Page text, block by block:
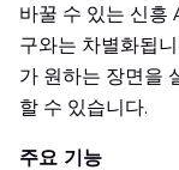
바꿀 수 있는 신흥
구와는 차별화됩
가 원하는 장면을
할 수 있습니다.
주요 기능